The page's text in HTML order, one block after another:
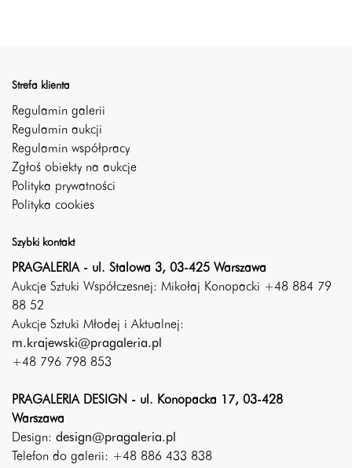
Strefa klienta
Regulamin galerii
Regulamin aukcji
Regulamin współpracy
Zgłoś obiekty na aukcje
Polityka prywatności
Polityka cookies
Szybki kontakt
PRAGALERIA - ul. Stalowa 3, 03-425 Warszawa
Aukcje Sztuki Współczesnej: Mikołaj Konopacki +48 884 79
88 52
Aukcje Sztuki Młodej i Aktualnej:
m.krajewski@pragaleria.pl
+48 796 798 853
PRAGALERIA DESIGN - ul. Konopacka 17, 03-428
Warszawa
Design: design@pragaleria.pl
Telefon do galerii: +48 886 433 838